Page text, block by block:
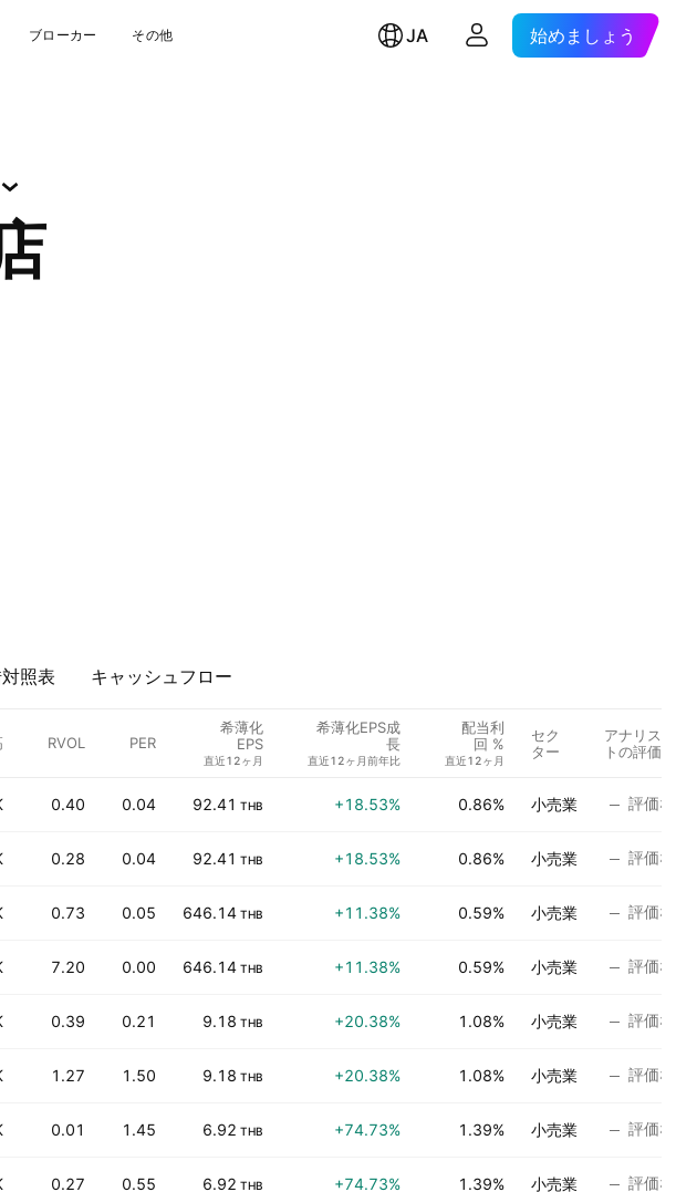
ブローカー その他 JA 始めましょう
照表 キャッシュフロー
RVOL PER
希薄化
EPS
直近12ヶ月
希薄化EPS成
長
直近12ヶ月前年比
配当利
回 %
直近12ヶ月
セク
ター
アナリス
トの評価
0.40 0.04 92.41 THB +18.53% 0.86% 小売業 評価なし
0.28 0.04 92.41 THB +18.53% 0.86% 小売業 評価なし
0.73 0.05 646.14 THB +11.38% 0.59% 小売業 評価なし
7.20 0.00 646.14 THB +11.38% 0.59% 小売業 評価なし
0.39 0.21 9.18 THB +20.38% 1.08% 小売業 評価なし
1.27 1.50 9.18 THB +20.38% 1.08% 小売業 評価なし
0.01 1.45 6.92 THB +74.73% 1.39% 小売業 評価なし
0.27 0.55 6.92 THB +74.73% 1.39% 小売業 評価なし